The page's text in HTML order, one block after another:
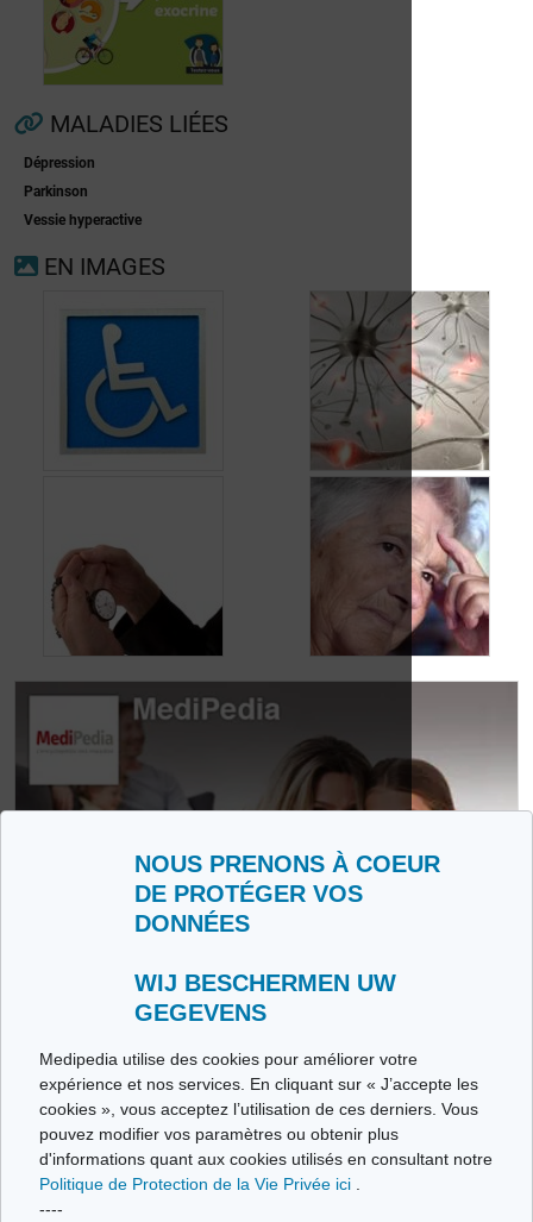
NOUS PRENONS À COEUR
DE PROTÉGER VOS
DONNÉES
WIJ BESCHERMEN UW
GEGEVENS
Medipedia utilise des cookies pour améliorer votre
expérience et nos services. En cliquant sur « J’accepte les
cookies », vous acceptez l’utilisation de ces derniers. Vous
pouvez modifier vos paramètres ou obtenir plus
d'informations quant aux cookies utilisés en consultant notre
Politique de Protection de la Vie Privée ici
----
Fibrillation
auriculaire
Insuffisance
pancréatique
MALADIES LIÉES
Dépression
Parkinson
Vessie hyperactive
EN IMAGES
Quelles réductions
en cas de maladie
d’Alzheimer?
Quelle est l’évolution
de la maladie
d’Alzheimer?
Maladie
juste des troubles de
la mémoire
Les troubles du
comportement dans
la maladie
d’Alzheimer
Fondation Recherche Alzheimer
Alzheimer Belgique
Baluchon-Alzheimer
Aidants Proches